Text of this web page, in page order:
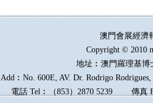
澳門會展經
Copyright © 2010
地址︰澳門羅理基博
Add︰No. 600E, AV. Dr. Rodrigo
電話 Tel︰（853）2870 5239傳真